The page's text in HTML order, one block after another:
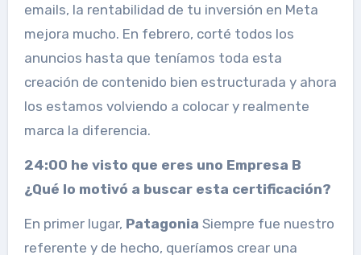
emails, la rentabilidad de tu inversión en Meta
mejora mucho. En febrero, corté todos los
anuncios hasta que teníamos toda esta
creación de contenido bien estructurada y ahora
los estamos volviendo a colocar y realmente
marca la diferencia.
24:00 he visto que eres uno Empresa B
¿Qué lo motivó a buscar esta certificación?
En primer lugar, Patagonia Siempre fue nuestro
referente y de hecho, queríamos crear una